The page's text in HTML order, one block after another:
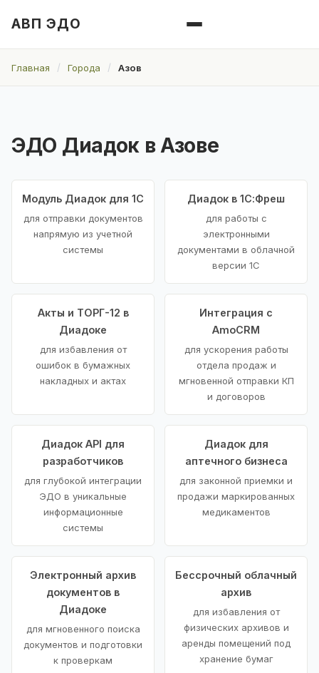
АВП ЭДО
Главная Города Азов
ЭДО Диадок в Азове
Модуль Диадок для 1С
для отправки документов
напрямую из учетной
системы
Диадок в 1С:Фреш
для работы с
электронными
документами в облачной
версии 1С
Акты и ТОРГ-12 в
Диадоке
для избавления от
ошибок в бумажных
накладных и актах
Интеграция с
AmoCRM
для ускорения работы
отдела продаж и
мгновенной отправки КП
и договоров
Диадок API для
разработчиков
для глубокой интеграции
ЭДО в уникальные
информационные
системы
Диадок для
аптечного бизнеса
для законной приемки и
продажи маркированных
медикаментов
Электронный архив
документов в
Диадоке
для мгновенного поиска
документов и подготовки
к проверкам
Бессрочный облачный
архив
для избавления от
физических архивов и
аренды помещений под
хранение бумаг